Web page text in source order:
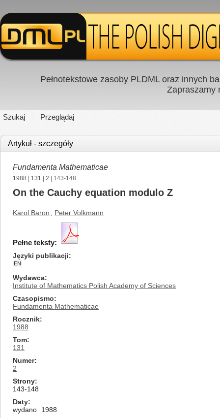
Pełnotekstowe zasoby PLDML oraz innych
Zapraszamy
Szukaj Przeglądaj
Artykuł - szczegóły
Fundamenta Mathematicae
1988 131 2 | 143-148
On the Cauchy equation modulo Z
Karol Baron Peter Volkmann
Pełne teksty:
Języki publikacji
EN
Wydawca
Institute of Mathematics Polish Academy of Sciences
Czasopismo
Fundamenta Mathematicae
Rocznik
1988
Tom
131
Numer
2
Strony
143-148
Daty
wydano
1988